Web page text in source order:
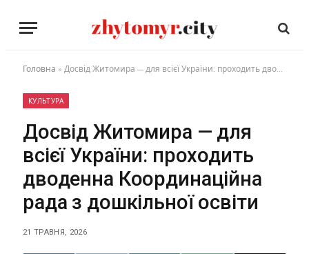
Головна » Досвід Житомира — для всієї України: проходить дводенна Координаційна рада з дошкільної освіти
КУЛЬТУРА
Досвід Житомира — для
всієї України: проходить
дводенна Координаційна
рада з дошкільної освіти
21 ТРАВНЯ, 2026